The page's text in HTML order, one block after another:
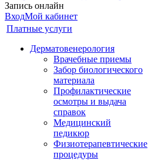
Запись онлайн
ВходМой кабинет
Платные услуги
Дерматовенерология
Врачебные приемы
Забор биологического
материала
Профилактические
осмотры и выдача
справок
Медицинский
педикюр
Физиотерапевтические
процедуры